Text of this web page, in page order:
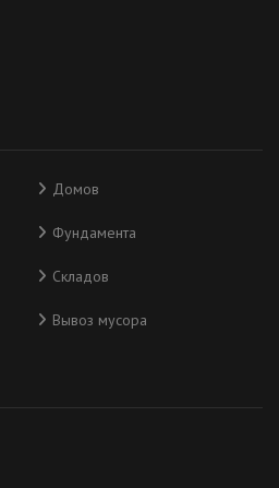
Домов
Фундамента
Складов
Вывоз мусора